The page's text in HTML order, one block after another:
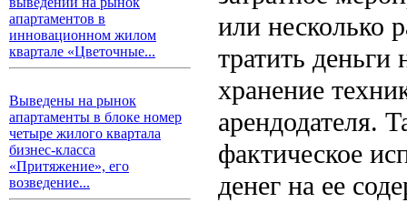
апартаментов в
инновационном жилом
квартале «Цветочные...
Выведены на рынок
апартаменты в блоке номер
четыре жилого квартала
бизнес-класса
«Притяжение», его
возведение...
или несколько
тратить
хранение
арендодателя.
фактическое
денег на ее